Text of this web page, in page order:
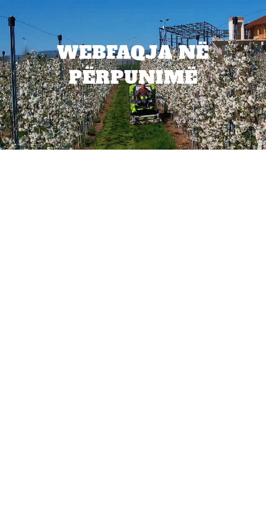
WEBFAQJA NË
PËRPUNIMË